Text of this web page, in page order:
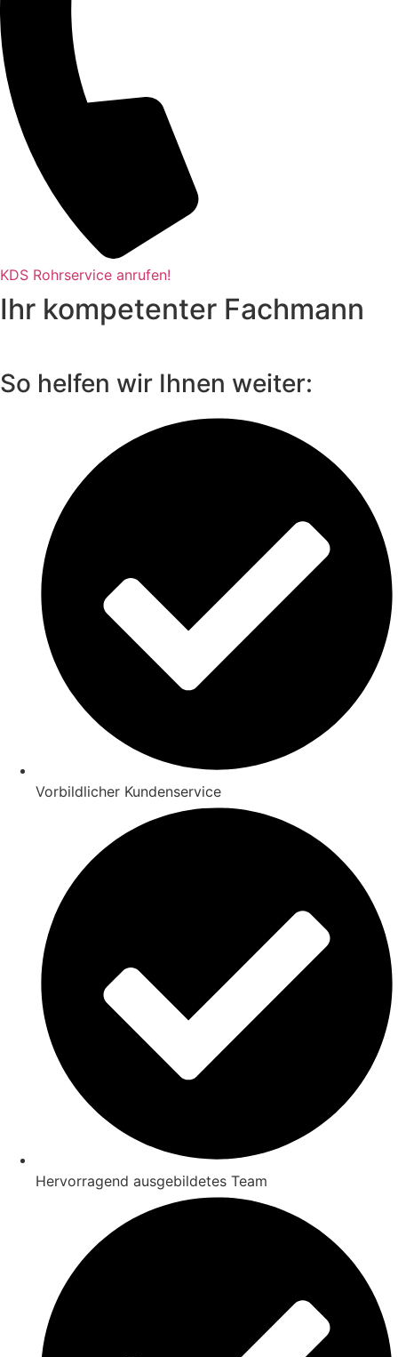
KDS Rohrservice anrufen!
Ihr kompetenter Fachmann
So helfen wir Ihnen weiter:
Vorbildlicher Kundenservice
Hervorragend ausgebildetes Team